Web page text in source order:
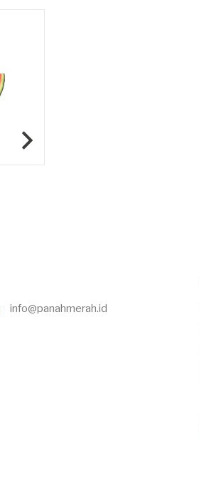
info@panahmerah.id